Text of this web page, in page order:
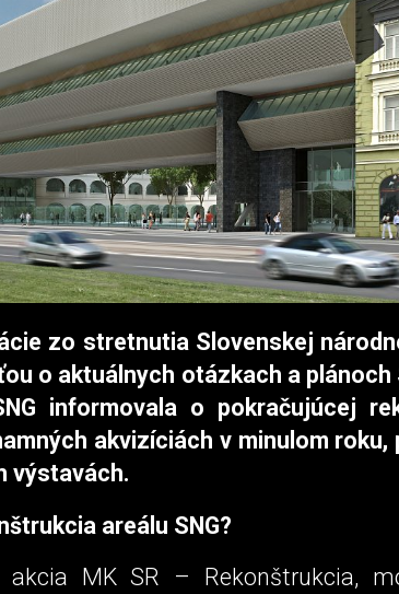
zo stretnutia Slovenskej
o aktuálnych otázkach a plánoch
informovala o pokračujúcej
akvizíciách v minulom roku,
výstavách.
areálu SNG?
akcia MK SR – Rekonštrukcia,